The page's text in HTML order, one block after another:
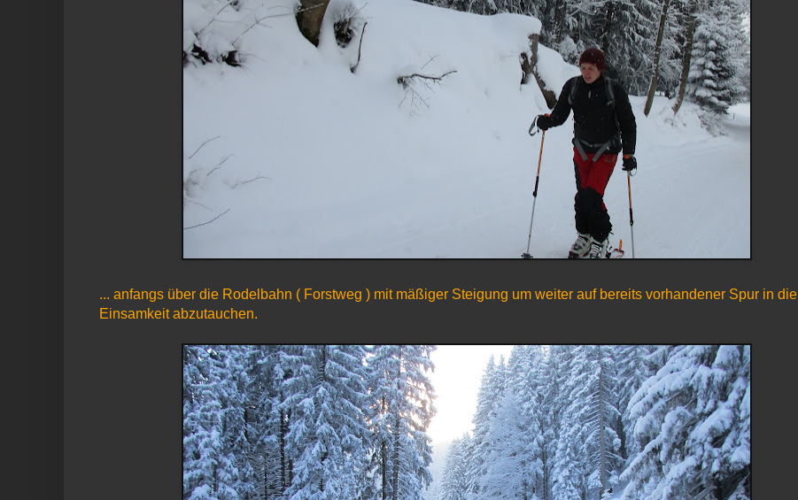
... anfangs über die Rodelbahn ( Forstweg ) mit mäßiger Steigung um weiter auf bereits vorhandener Spur in die
Einsamkeit abzutauchen.